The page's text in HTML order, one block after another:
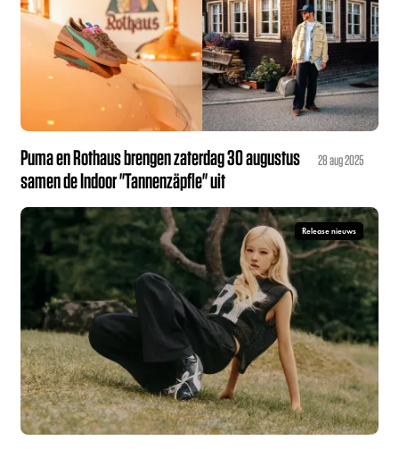
Puma en Rothaus brengen zaterdag 30 augustus
samen de Indoor "Tannenzäpfle" uit
28 aug 2025
Release nieuws